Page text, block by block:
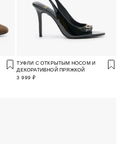
ТУФЛИ С ОТКРЫТЫМ НОСОМ И
ДЕКОРАТИВНОЙ ПРЯЖКОЙ
3 999 ₽